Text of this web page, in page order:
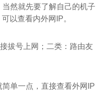
然就先要了解自己的机子
以查看内外网IP。
拔号上网；二类：路由友
单一点，直接查看外网IP